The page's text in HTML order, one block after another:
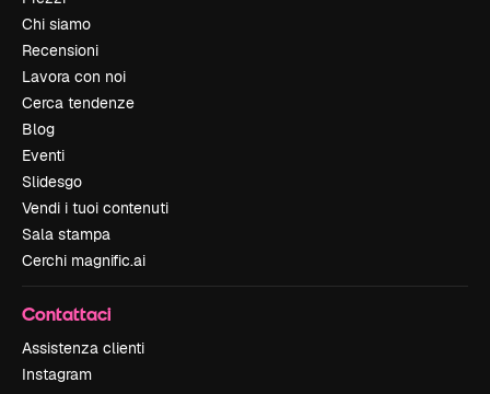
Chi siamo
Recensioni
Lavora con noi
Cerca tendenze
Blog
Eventi
Slidesgo
Vendi i tuoi contenuti
Sala stampa
Cerchi magnific.ai
Contattaci
Assistenza clienti
Instagram